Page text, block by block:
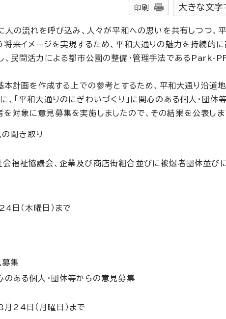
印刷 大きな文字
人の流れを呼び込み、人々が平和への思いを共有しつつ、
来イメージを実現するため、平和大通りの魅力を持続的
民間活力による都市公園の整備・管理手法である Park-
本計画を作成する上での参考とするため、平和大通り沿道
「平和大通りのにぎわいづくり」に関心のある個人・団体
対象に意見募集を実施しましたので、その結果を公表しま
の聞き取り
福祉協議会、企業及び商店街組合並びに被爆者団体並び
日（木曜日）まで
募集
のある個人・団体等からの意見募集
24日（月曜日）まで